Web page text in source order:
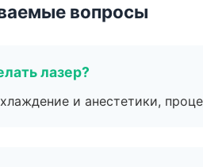
вопросы
лазер?
и анестетики,